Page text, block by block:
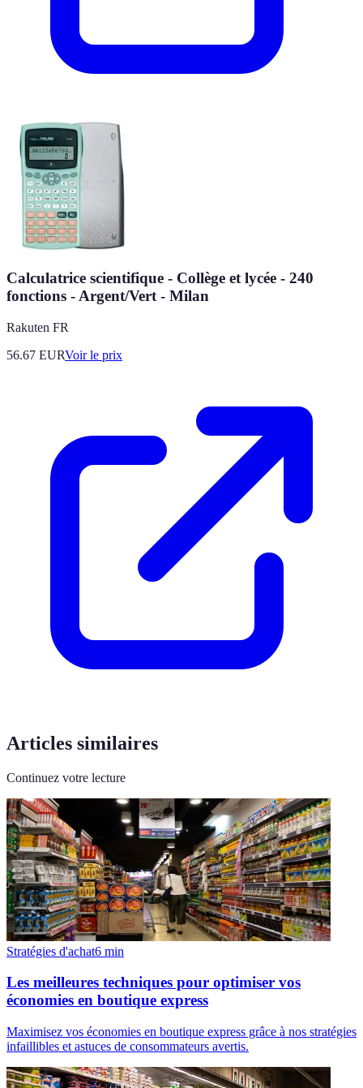
Calculatrice scientifique - Collège et lycée - 240
fonctions - Argent/Vert - Milan
Rakuten FR
56.67 EURVoir le prix
Articles similaires
Continuez votre lecture
Stratégies d'achat6 min
Les meilleures techniques pour optimiser vos
économies en boutique express
Maximisez vos économies en boutique express grâce à nos stratégies
infaillibles et astuces de consommateurs avertis.